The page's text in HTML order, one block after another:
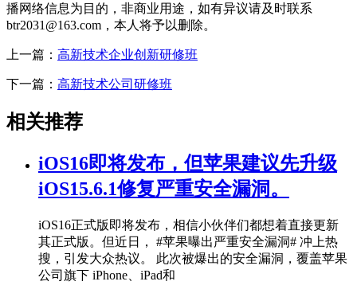
播网络信息为目的，非商业用途，如有异议请及时联系
btr2031@163.com，本人将予以删除。
上一篇： 高新技术企业创新研修班
下一篇： 高新技术公司研修班
相关推荐
iOS16即将发布，但苹果建议先升级
iOS15.6.1修复严重安全漏洞。
iOS16正式版即将发布，相信小伙伴们都想着直接更新
其正式版。但近日， #苹果曝出严重安全漏洞# 冲上热
搜，引发大众热议。 此次被爆出的安全漏洞，覆盖苹果
公司旗下 iPhone、iPad和